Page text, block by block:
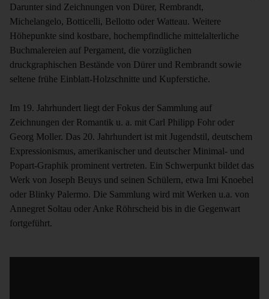
Darunter sind Zeichnungen von Dürer, Rembrandt,
Michelangelo, Botticelli, Bellotto oder Watteau. Weitere
Höhepunkte sind kostbare, hochempfindliche mittelalterliche
Buchmalereien auf Pergament, die vorzüglichen
druckgraphischen Bestände von Dürer und Rembrandt sowie
seltene frühe Einblatt-Holzschnitte und Kupferstiche.
Im 19. Jahrhundert liegt der Fokus der Sammlung auf
Zeichnungen der Romantik u. a. mit Carl Philipp Fohr oder
Georg Moller. Das 20. Jahrhundert ist mit Jugendstil, deutschem
Expressionismus, amerikanischer und deutscher Minimal- und
Popart-Graphik prominent vertreten. Ein Schwerpunkt bildet das
Werk von Joseph Beuys und seinen Schülern, etwa Imi Knoebel
oder Blinky Palermo. Die Sammlung wird mit Werken u.a. von
Annegret Soltau oder Anke Röhrscheid bis in die Gegenwart
fortgeführt.